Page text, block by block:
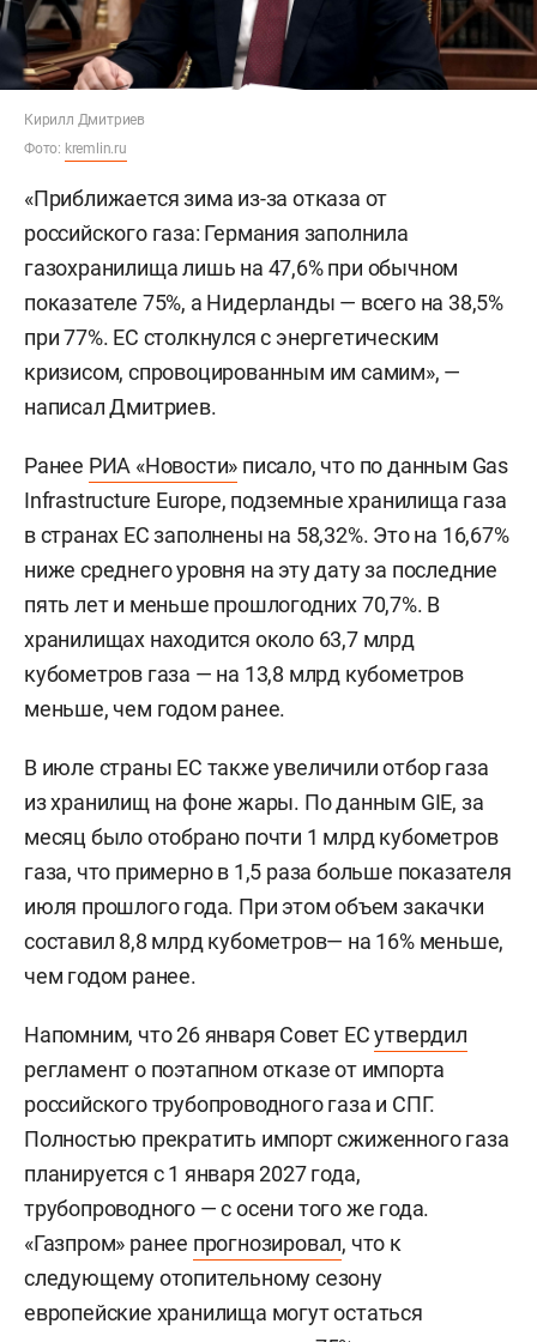
Кирилл Дмитриев
Фото: kremlin.ru
«Приближается зима из-за отказа от
российского газа: Германия заполнила
газохранилища лишь на 47,6% при обычном
показателе 75%, а Нидерланды — всего на 38,5%
при 77%. ЕС столкнулся с энергетическим
кризисом, спровоцированным им самим», —
написал Дмитриев.
Ранее РИА «Новости» писало, что по данным Gas
Infrastructure Europe, подземные хранилища газа
в странах ЕС заполнены на 58,32%. Это на 16,67%
ниже среднего уровня на эту дату за последние
пять лет и меньше прошлогодних 70,7%. В
хранилищах находится около 63,7 млрд
кубометров газа — на 13,8 млрд кубометров
меньше, чем годом ранее.
В июле страны ЕС также увеличили отбор газа
из хранилищ на фоне жары. По данным GIE, за
месяц было отобрано почти 1 млрд кубометров
газа, что примерно в 1,5 раза больше показателя
июля прошлого года. При этом объем закачки
составил 8,8 млрд кубометров— на 16% меньше,
чем годом ранее.
Напомним, что 26 января Совет ЕСутвердил
регламент о поэтапном отказе от импорта
российского трубопроводного газа и СПГ.
Полностью прекратить импорт сжиженного газа
планируется с 1 января 2027 года,
трубопроводного — с осени того же года.
«Газпром» ранее прогнозировал, что к
следующему отопительному сезону
европейские хранилища могут остаться